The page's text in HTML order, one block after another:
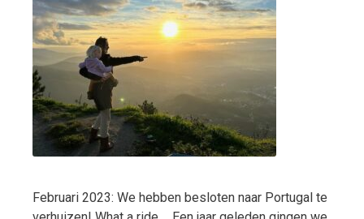
Februari 2023: We hebben besloten naar Portugal te